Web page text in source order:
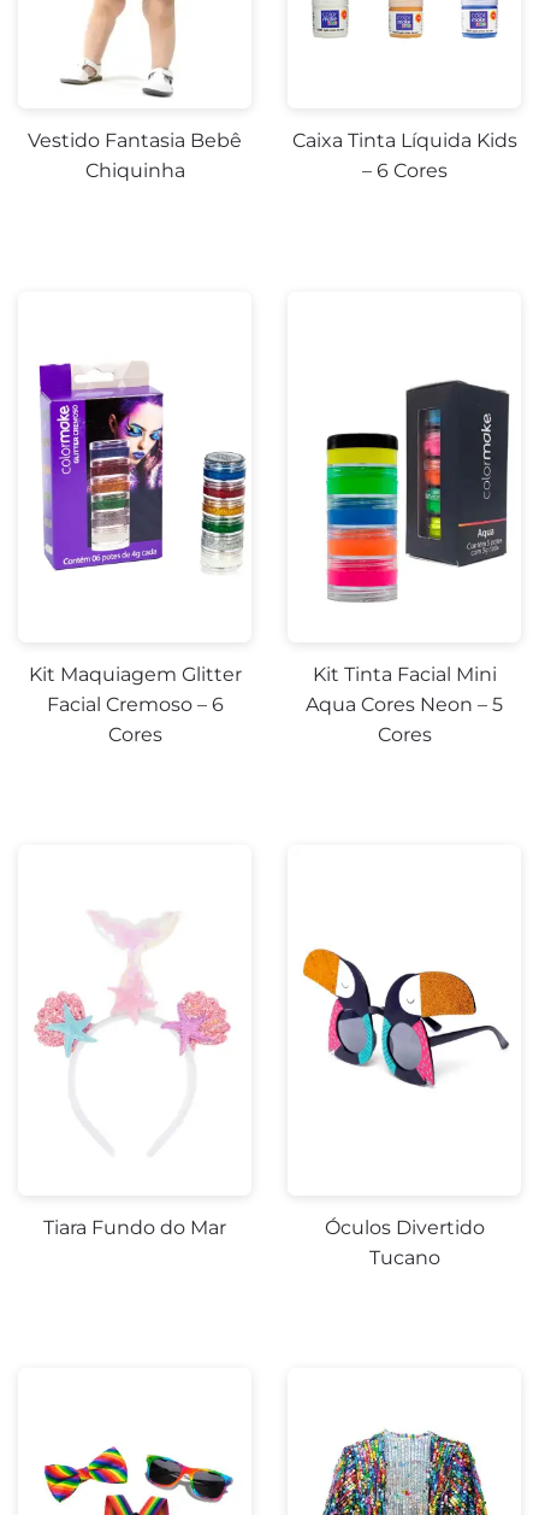
Vestido Fantasia Bebê
Chiquinha
Caixa Tinta Líquida Kids
– 6 Cores
Kit Maquiagem Glitter
Facial Cremoso – 6
Cores
Kit Tinta Facial Mini
Aqua Cores Neon – 5
Cores
Tiara Fundo do Mar
Óculos Divertido
Tucano